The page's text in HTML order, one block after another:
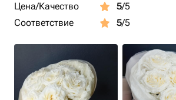
Цена/Качество
5/5
Соответствие
5/5